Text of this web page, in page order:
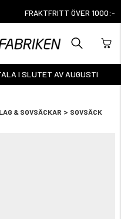
FRAKTFRITT ÖVER 1000:-
I SLUTET AV AUGUSTI
& SOVSÄCKAR > SOVSÄCK